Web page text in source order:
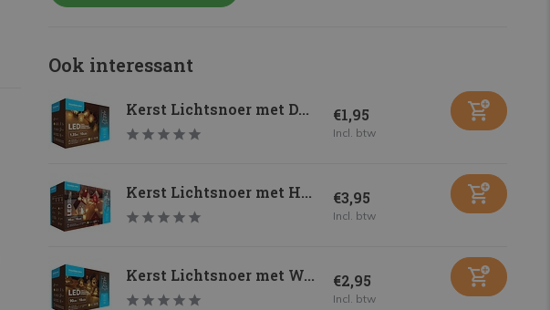
Ook interessant
Kerst Lichtsnoer met D... €1,95
Incl. btw
Kerst Lichtsnoer met H... €3,95
Incl. btw
Kerst Lichtsnoer met W... €2,95
Incl. btw